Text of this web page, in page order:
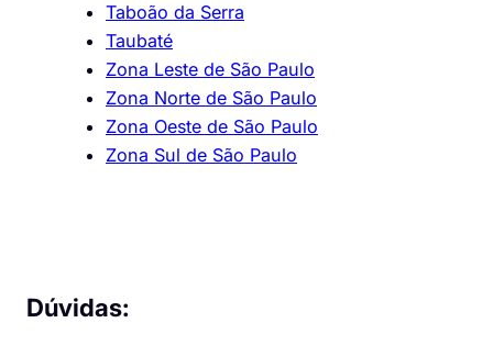
Taboão da Serra
Taubaté
Zona Leste de São Paulo
Zona Norte de São Paulo
Zona Oeste de São Paulo
Zona Sul de São Paulo
Dúvidas: